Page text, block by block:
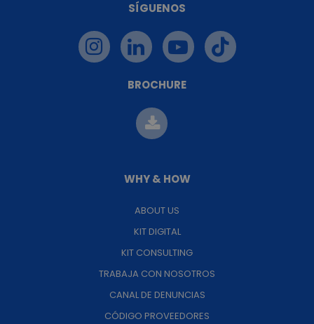
SÍGUENOS
BROCHURE
WHY & HOW
ABOUT US
KIT DIGITAL
KIT CONSULTING
TRABAJA CON NOSOTROS
CANAL DE DENUNCIAS
CÓDIGO PROVEEDORES